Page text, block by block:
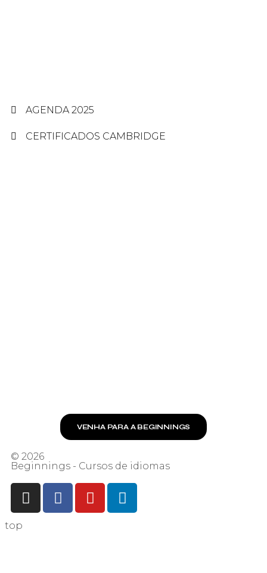
AGENDA 2025
CERTIFICADOS CAMBRIDGE
VENHA PARA A BEGINNINGS
© 2026
Beginnings - Cursos de idiomas
top